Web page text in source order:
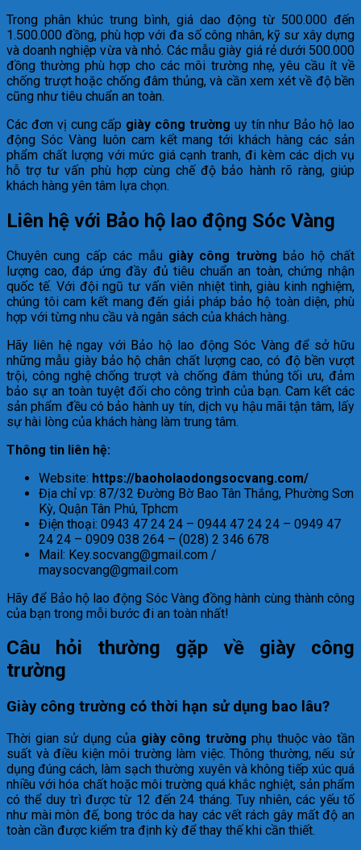
Trong phân khúc trung bình, giá dao động từ 500.000 đến
1.500.000 đồng, phù hợp với đa số công nhân, kỹ sư xây dựng
và doanh nghiệp vừa và nhỏ. Các mẫu giày giá rẻ dưới 500.000
đồng thường phù hợp cho các môi trường nhẹ, yêu cầu ít về
chống trượt hoặc chống đâm thủng, và cần xem xét về độ bền
cũng như tiêu chuẩn an toàn.
Các đơn vị cung cấp giày công trường uy tín như Bảo hộ lao
động Sóc Vàng luôn cam kết mang tới khách hàng các sản
phẩm chất lượng với mức giá cạnh tranh, đi kèm các dịch vụ
hỗ trợ tư vấn phù hợp cùng chế độ bảo hành rõ ràng, giúp
khách hàng yên tâm lựa chọn.
Liên hệ với Bảo hộ lao động Sóc Vàng
Chuyên cung cấp các mẫu giày công trường bảo hộ chất
lượng cao, đáp ứng đầy đủ tiêu chuẩn an toàn, chứng nhận
quốc tế. Với đội ngũ tư vấn viên nhiệt tình, giàu kinh nghiệm,
chúng tôi cam kết mang đến giải pháp bảo hộ toàn diện, phù
hợp với từng nhu cầu và ngân sách của khách hàng.
Hãy liên hệ ngay với Bảo hộ lao động Sóc Vàng để sở hữu
những mẫu giày bảo hộ chân chất lượng cao, có độ bền vượt
trội, công nghệ chống trượt và chống đâm thủng tối ưu, đảm
bảo sự an toàn tuyệt đối cho công trình của bạn. Cam kết các
sản phẩm đều có bảo hành uy tín, dịch vụ hậu mãi tận tâm, lấy
sự hài lòng của khách hàng làm trung tâm.
Thông tin liên hệ:
Website: https://baoholaodongsocvang.com/
Địa chỉ vp: 87/32 Đường Bờ Bao Tân Thắng, Phường Sơn
Kỳ, Quận Tân Phú, Tphcm
Điện thoại: 0943 47 24 24 – 0944 47 24 24 – 0949 47
24 24 – 0909 038 264 – (028) 2 346 678
Mail: Key.socvang@gmail.com /
maysocvang@gmail.com
Hãy để Bảo hộ lao động Sóc Vàng đồng hành cùng thành công
của bạn trong mỗi bước đi an toàn nhất!
Câu hỏi thường gặp về giày công
trường
Giày công trường có thời hạn sử dụng bao lâu?
Thời gian sử dụng của giày công trường phụ thuộc vào tần
suất và điều kiện môi trường làm việc. Thông thường, nếu sử
dụng đúng cách, làm sạch thường xuyên và không tiếp xúc quá
nhiều với hóa chất hoặc môi trường quá khắc nghiệt, sản phẩm
có thể duy trì được từ 12 đến 24 tháng. Tuy nhiên, các yếu tố
như mài mòn đế, bong tróc da hay các vết rách gây mất độ an
toàn cần được kiểm tra định kỳ để thay thế khi cần thiết.